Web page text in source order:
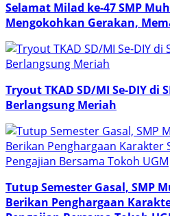
Selamat Milad ke-47 SMP
Mengokohkan Gerakan,
Tryout TKAD SD/MI Se-DIY di
Berlangsung Meriah
Tutup Semester Gasal, SMP
Berikan Penghargaan